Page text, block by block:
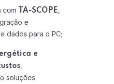
com TA-SCOPE
e
dados para o PC;
e
soluções